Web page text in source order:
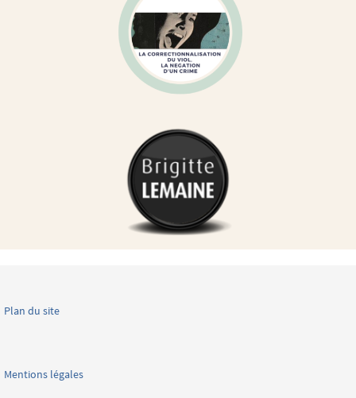
Plan du site
Mentions légales